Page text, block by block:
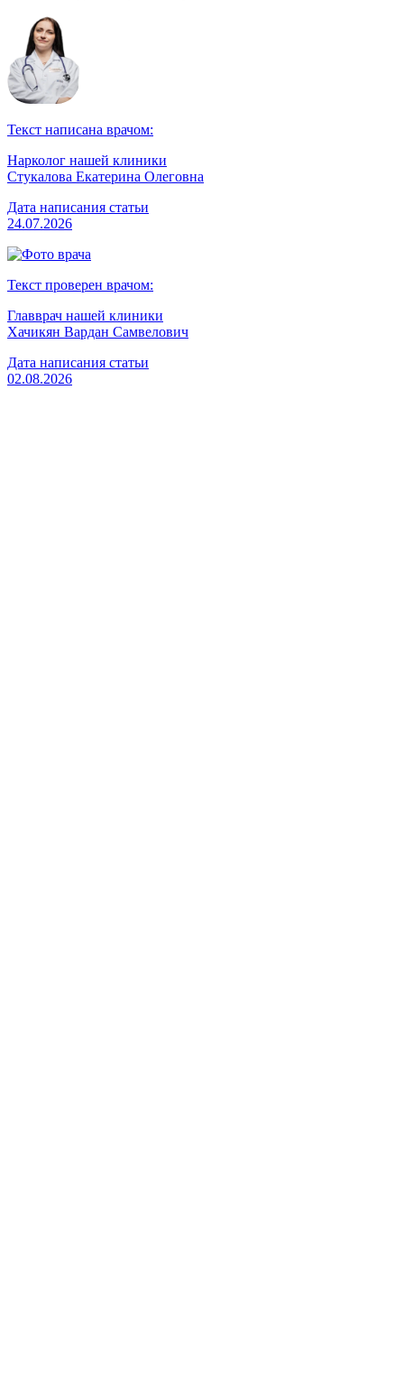
Текст написана врачом:
Нарколог нашей клиники
Стукалова Екатерина Олеговна
Дата написания статьи
24.07.2026
Текст проверен врачом:
Главврач нашей клиники
Хачикян Вардан Самвелович
Дата написания статьи
02.08.2026